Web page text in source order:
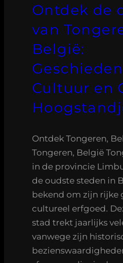
Ontdek de
van
België:
Cultuur en
Ontdek Tongeren,
Tongeren, België
in de provincie
de oudste steden in
bekend om zijn rijke
cultureel erfgoed.
stad trekt jaarlijks
vanwege zijn